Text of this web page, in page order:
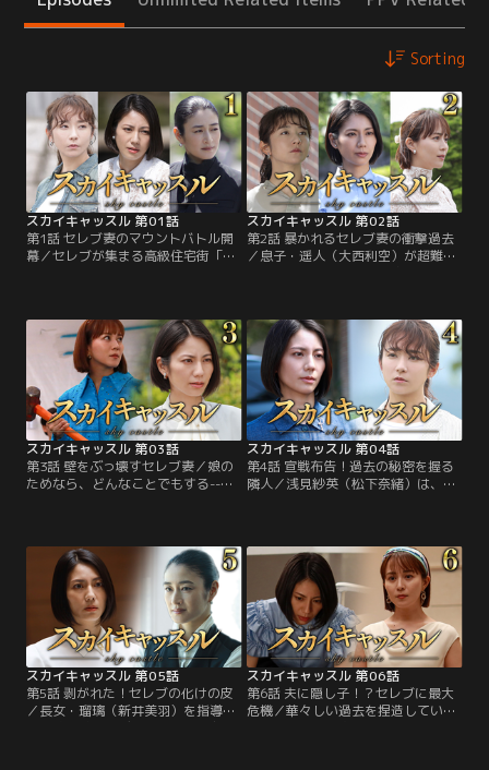
Sorting
スカイキャッスル 第01話
第1話 セレブ妻のマウントバトル開
幕／セレブが集まる高級住宅街「ス
付属高校に合格した。受験を翌年に
控えた我が子を同校に入れようと躍
起になるスカイキャッスルのセレブ
妻--浅見紗英（松下奈緒）、二階堂
杏子（比嘉愛未）、夏目美咲（高橋
メアリージュン）は……。
スカイキャッスル 第02話
第2話 暴かれるセレブ妻の衝撃過去
／息子・遥人（大西利空）が超難関
選択--。高級住宅街「スカイキャッ
スル」のセレブたちに動揺が走る
中、浅見紗英（松下奈緒）は香織に
貸したタブレットに格納されていた
遥人の日記を読み、言葉を失う。
スカイキャッスル 第03話
第3話 壁をぶっ壊すセレブ妻／娘の
ためなら、どんなことでもする--。
て土下座！ 瑠璃が心酔する敏腕受験
コーディネーター・九条彩香（小
雪）との再契約に、ようやくこぎつ
け安堵したセレブ妻・浅見紗英（松
下奈緒）。
スカイキャッスル 第04話
第4話 宣戦布告！過去の秘密を握る
隣人／浅見紗英（松下奈緒）は、長
となっている人望厚き優等生・山田
未久（田牧そら）が秘密裏に同級生
の提出課題を代行し、金を稼いでい
ることを知る。
スカイキャッスル 第05話
第5話 剥がれた！セレブの化けの皮
／長女・瑠璃（新井美羽）を指導す
る敏腕受験コーディネーター・九条
スカイキャッスル 第06話
第6話 夫に隠し子！？セレブに最大
危機／華々しい過去を捏造していた